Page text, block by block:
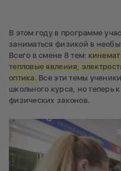
В этом году в программе
заниматься физикой в
Всего в смене 8 тем:
тепловые явления,
оптика.Все эти темы
школьного курса, но теперь
физических законов.